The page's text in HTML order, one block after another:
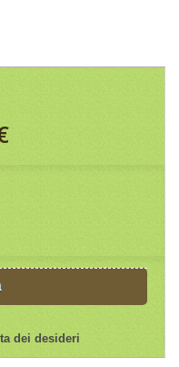
dei desideri